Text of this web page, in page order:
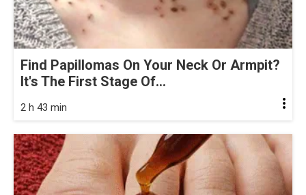
Find Papillomas On Your Neck Or Armpit?
It's The First Stage Of...
2 h 43 min